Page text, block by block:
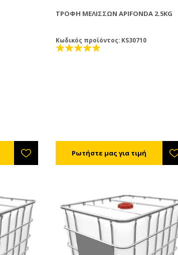
ΤΡΟΦΉ ΜΕΛΙΣΣΏΝ APIFONDA 2.5KG
Κωδικός προϊόντος: KS30710